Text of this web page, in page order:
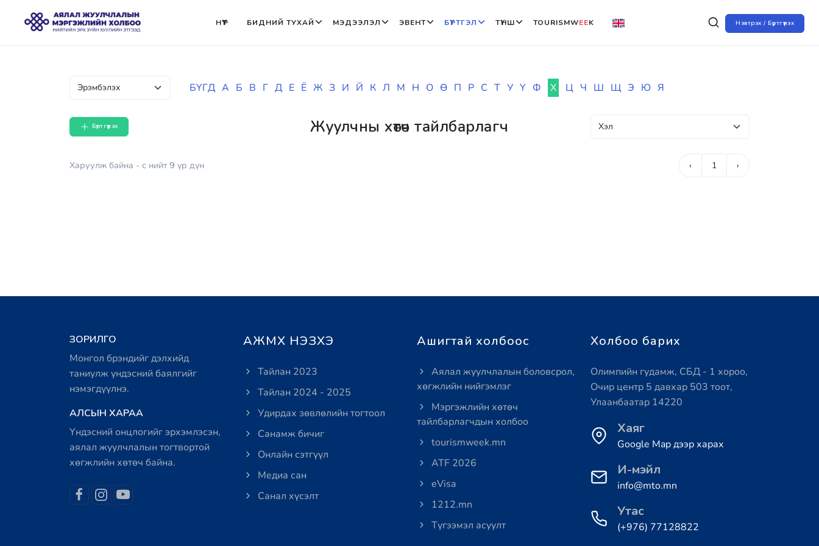
Нэвтрэх / Бүртгүүлэх
НҮҮР БИДНИЙ ТУХАЙ МЭДЭЭЛЭЛ ЭВЕНТ БҮРТГЭЛ ТҮНШ TOURISMWEEK
БҮГД А Б В Г Д Е Ё Ж З И Й К Л М Н О Ө П Р С Т У Ү Ф Х Ц Ч Ш Щ Э Ю Я
Бүртгүүлэх Жуулчны хөтөч тайлбарлагч
Харуулж байна - с нийт9 үр дүн ‹ 1 ›
ЗОРИЛГО
Монгол брэндийг дэлхийд
таниулж үндэсний баялгийг
нэмэгдүүлнэ.
АЛСЫН ХАРАА
Үндэсний онцлогийг эрхэмлэсэн,
аялал жуулчлалын тогтвортой
хөгжлийн хөтөч байна.
АЖМХ НЭЗХЭ
Тайлан 2023
Тайлан 2024 - 2025
Удирдах зөвлөлийн тогтоол
Санамж бичиг
Онлайн сэтгүүл
Медиа сан
Санал хүсэлт
Ашигтай холбоос
Аялал жуулчлалын боловсрол,
хөгжлийн нийгэмлэг
Мэргэжлийн хөтөч
тайлбарлагчдын холбоо
tourismweek.mn
ATF 2026
eVisa
1212.mn
Түгээмэл асуулт
Холбоо барих
Олимпийн гудамж, СБД - 1 хороо,
Очир центр 5 давхар 503 тоот,
Улаанбаатар 14220
Хаяг
Google Map дээр харах
И-мэйл
info@mto.mn
Утас
(+976) 77128822